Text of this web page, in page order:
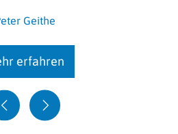
Geithe
erfahren